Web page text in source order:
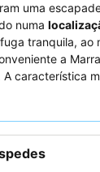
uma
numa
tranquila, ao
a
característica
particularmente